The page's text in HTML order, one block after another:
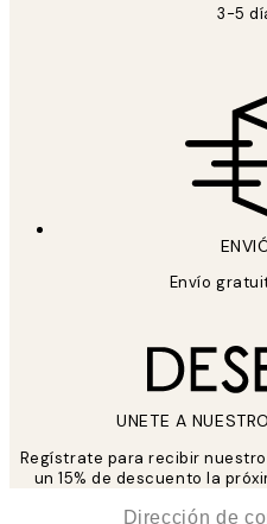
3-5
Envío
UNETE A
Regístrate para recibir
un 15% de descuento la